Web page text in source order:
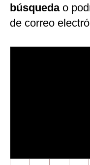
búsquedao
de correo